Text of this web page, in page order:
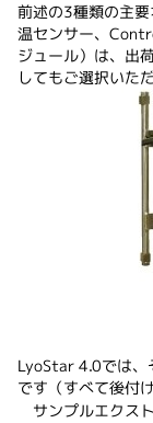
前述の3種類の主
温センサー、
ジュール）は、出
してもご選択いた
LyoStar 4.0では、
です（すべて後付
サンプルエクス